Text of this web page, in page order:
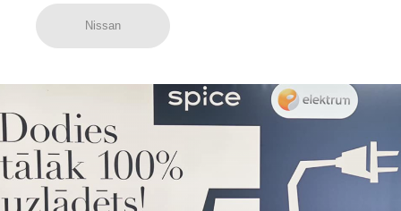
Nissan